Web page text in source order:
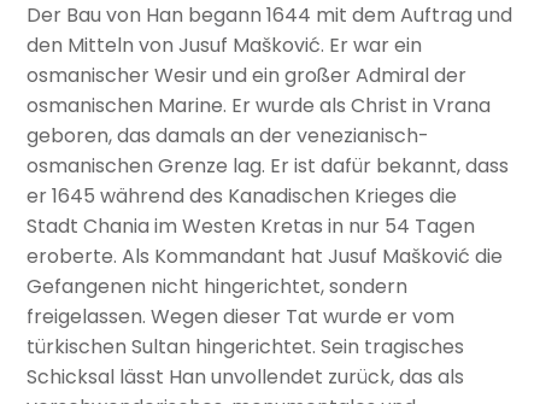
Der Bau von Han begann 1644 mit dem Auftrag und
den Mitteln von Jusuf Mašković. Er war ein
osmanischer Wesir und ein großer Admiral der
osmanischen Marine. Er wurde als Christ in Vrana
geboren, das damals an der venezianisch-
osmanischen Grenze lag. Er ist dafür bekannt, dass
er 1645 während des Kanadischen Krieges die
Stadt Chania im Westen Kretas in nur 54 Tagen
eroberte. Als Kommandant hat Jusuf Mašković die
Gefangenen nicht hingerichtet, sondern
freigelassen. Wegen dieser Tat wurde er vom
türkischen Sultan hingerichtet. Sein tragisches
Schicksal lässt Han unvollendet zurück, das als